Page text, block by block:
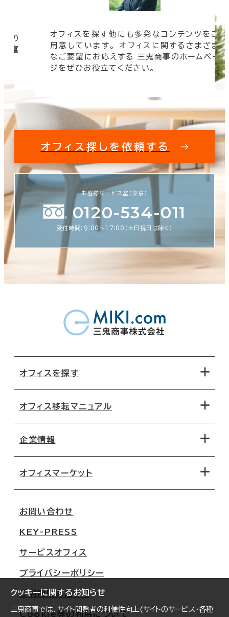
クッキーに関するお知らせ
三鬼商事では、サイト閲覧者の利便性向上(サイトのサービス・各種
の
豊富
オフィスを探す他にも多彩なコンテンツをご
用意しています。 オフィスに関するさまざま
なご要望にお応えする 三鬼商事のホームペー
ジをぜひお役立てください。
オフィス探しを依頼する
お客様サービス室（東京）
0120-534-011
受付時間：9:00〜17:00（土日祝日は除く）
オフィスを探す
地図から探す
路線・駅から探す
オフィス移転マニュアル
移転コストシミュレーション
移転スケジュール
オフィス移転Q&A
企業情報
オフィスマーケット
大阪
名古屋
札幌
仙台
横浜
お問い合わせ
KEY-PRESS
サービスオフィス
プライバシーポリシー
ご利用にあたって
Cookie等の利用について